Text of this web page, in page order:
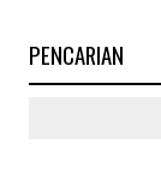
PENCARIAN